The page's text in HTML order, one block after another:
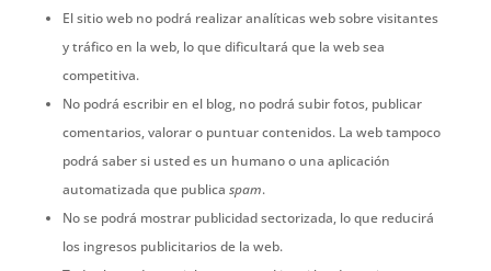
El sitio web no podrá realizar analíticas web sobre visitantes
y tráfico en la web, lo que dificultará que la web sea
competitiva.
No podrá escribir en el blog, no podrá subir fotos, publicar
comentarios, valorar o puntuar contenidos. La web tampoco
podrá saber si usted es un humano o una aplicación
automatizada que publica spam.
No se podrá mostrar publicidad sectorizada, lo que reducirá
los ingresos publicitarios de la web.